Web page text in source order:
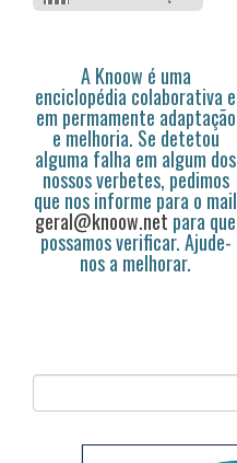
A Knoow é uma
enciclopédia colaborativa e
em permamente adaptação
e melhoria. Se detetou
alguma falha em algum dos
nossos verbetes, pedimos
que nos informe para o mail
geral@knoow.net para que
possamos verificar. Ajude-
nos a melhorar.